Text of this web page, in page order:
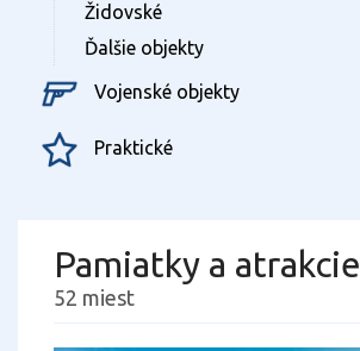
Židovské
Ďalšie objekty
Vojenské objekty
Praktické
Pamiatky a atrakcie
52 miest